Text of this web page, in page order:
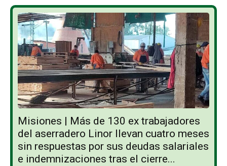
Misiones | Más de 130 ex trabajadores
del aserradero Linor llevan cuatro meses
sin respuestas por sus deudas salariales
e indemnizaciones tras el cierre...